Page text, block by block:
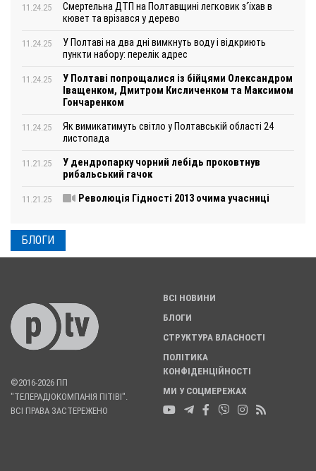
11.24.25
Смертельна ДТП на Полтавщині легковик з‘їхав в
кювет та врізався у дерево
11.24.25
У Полтаві на два дні вимкнуть воду і відкриють
пункти набору: перелік адрес
11.24.25
У Полтаві попрощалися із бійцями Олександром
Іващенком, Дмитром Кисличенком та Максимом
Гончаренком
11.24.25
Як вимикатимуть світло у Полтавській області 24
листопада
11.21.25
У дендропарку чорний лебідь проковтнув
рибальський гачок
11.21.25 Революція Гідності 2013 очима учасниці
БЛОГИ
©2016-2026 ПП
"ТЕЛЕРАДІОКОМПАНІЯ ПІТІВІ".
ВСІ ПРАВА ЗАСТЕРЕЖЕНО
ВСІ НОВИНИ
БЛОГИ
СТРУКТУРА ВЛАСНОСТІ
ПОЛІТИКА
КОНФІДЕНЦІЙНОСТІ
МИ У СОЦМЕРЕЖАХ